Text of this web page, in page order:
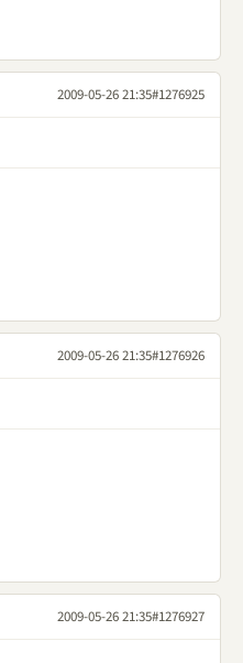
2009-05-26 21:35#1276925
2009-05-26 21:35#1276926
2009-05-26 21:35#1276927